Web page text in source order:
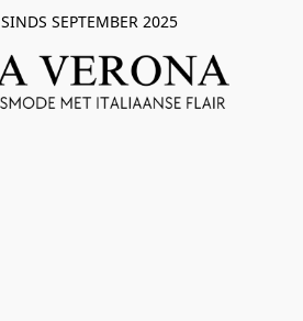
SINDS SEPTEMBER 2025